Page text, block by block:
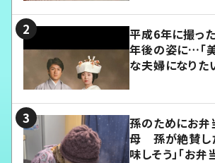
平成6年に撮っ
年後の姿に…「
な夫婦になりた
孫のためにお弁
母 孫が絶賛し
味しそう」「お弁